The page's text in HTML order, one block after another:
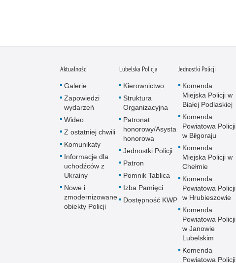
Aktualności
Galerie
Zapowiedzi
wydarzeń
Wideo
Z ostatniej chwili
Komunikaty
Informacje dla
uchodźców z
Ukrainy
Nowe i
zmodernizowane
obiekty Policji
Lubelska Policja
Kierownictwo
Struktura
Organizacyjna
Patronat
honorowy/Asysta
honorowa
Jednostki Policji
Patron
Pomnik Tablica
Izba Pamięci
Dostępność KWP
Jednostki Policji
Komenda
Miejska Policji w
Białej Podlaskiej
Komenda
Powiatowa Policji
w Biłgoraju
Komenda
Miejska Policji w
Chełmie
Komenda
Powiatowa Policji
w Hrubieszowie
Komenda
Powiatowa Policji
w Janowie
Lubelskim
Komenda
Powiatowa Policji